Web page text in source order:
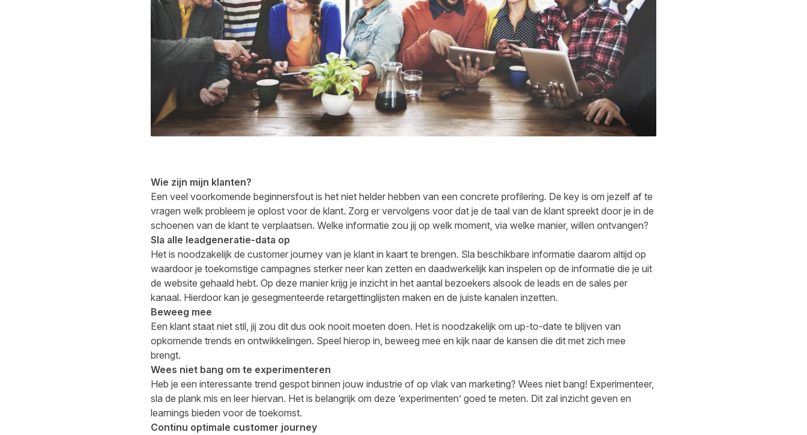
Wie zijn mijn klanten?
Een veel voorkomende beginnersfout is het niet helder hebben van een concrete profilering. De key is om jezelf af te
vragen welk probleem je oplost voor de klant. Zorg er vervolgens voor dat je de taal van de klant spreekt door je in de
schoenen van de klant te verplaatsen. Welke informatie zou jij op welk moment, via welke manier, willen ontvangen?
Sla alle leadgeneratie-data op
Het is noodzakelijk de customer journey van je klant in kaart te brengen. Sla beschikbare informatie daarom altijd op
waardoor je toekomstige campagnes sterker neer kan zetten en daadwerkelijk kan inspelen op de informatie die je uit
de website gehaald hebt. Op deze manier krijg je inzicht in het aantal bezoekers alsook de leads en de sales per
kanaal. Hierdoor kan je gesegmenteerde retargettinglijsten maken en de juiste kanalen inzetten.
Beweeg mee
Een klant staat niet stil, jij zou dit dus ook nooit moeten doen. Het is noodzakelijk om up-to-date te blijven van
opkomende trends en ontwikkelingen. Speel hierop in, beweeg mee en kijk naar de kansen die dit met zich mee
brengt.
Wees niet bang om te experimenteren
Heb je een interessante trend gespot binnen jouw industrie of op vlak van marketing? Wees niet bang! Experimenteer,
sla de plank mis en leer hiervan. Het is belangrijk om deze ‘experimenten’ goed te meten. Dit zal inzicht geven en
learnings bieden voor de toekomst.
Continu optimale customer journey